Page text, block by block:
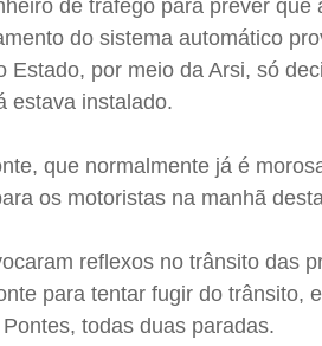
de tráfego para prever que
do sistema automático
Estado, por meio da Arsi, só
estava instalado.
que normalmente já é
os motoristas na manhã
reflexos no trânsito das
para tentar fugir do trânsito,
todas duas paradas.